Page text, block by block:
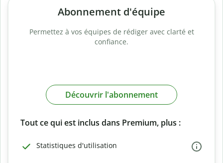
Abonnement d'équipe
Permettez à vos équipes de rédiger avec clarté et
confiance.
Découvrir l'abonnement
Tout ce qui est inclus dans Premium, plus :
Statistiques d'utilisation